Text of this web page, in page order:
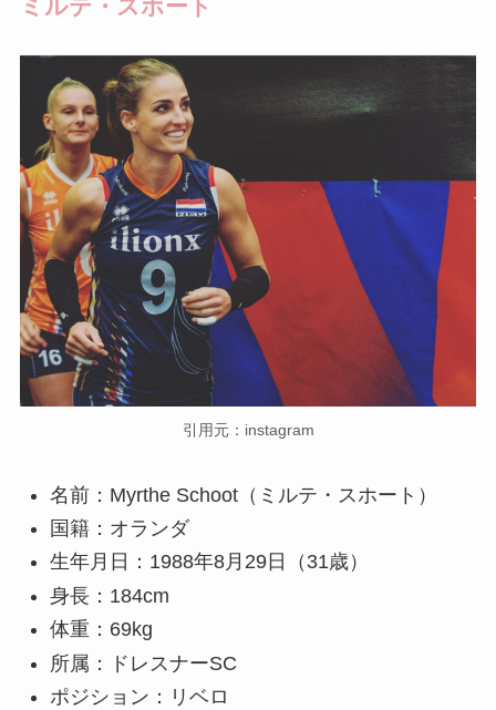
ミルテ・スホート
引用元：instagram
名前：Myrthe Schoot（ミルテ・スホート）
国籍：オランダ
生年月日：1988年8月29日（31歳）
身長：184cm
体重：69kg
所属：ドレスナーSC
ポジション：リベロ